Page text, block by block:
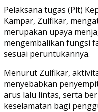
Pelaksana tugas (Plt)
Kampar, Zulfikar,
merupakan upaya
mengembalikan fungsi
sesuai peruntukannya.
Menurut Zulfikar,
menyebabkan
arus lalu lintas, serta
keselamatan bagi